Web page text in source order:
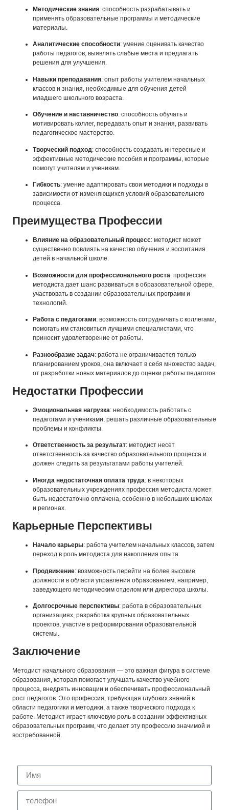
Методические знания: способность разрабатывать и
применять образовательные программы и методические
материалы.
Аналитические способности: умение оценивать качество
работы педагогов, выявлять слабые места и предлагать
решения для улучшения.
Навыки преподавания: опыт работы учителем начальных
классов и знания, необходимые для обучения детей
младшего школьного возраста.
Обучение и наставничество: способность обучать и
мотивировать коллег, передавать опыт и знания, развивать
педагогическое мастерство.
Творческий подход: способность создавать интересные и
эффективные методические пособия и программы, которые
помогут учителям и ученикам.
Гибкость: умение адаптировать свои методики и подходы в
зависимости от изменяющихся условий образовательного
процесса.
Преимущества Профессии
Влияние на образовательный процесс: методист может
существенно повлиять на качество обучения и воспитания
детей в начальной школе.
Возможности для профессионального роста: профессия
методиста дает шанс развиваться в образовательной сфере,
участвовать в создании образовательных программ и
технологий.
Работа с педагогами: возможность сотрудничать с коллегами,
помогать им становиться лучшими специалистами, что
приносит удовлетворение от работы.
Разнообразие задач: работа не ограничивается только
планированием уроков, она включает в себя множество задач,
от разработки новых материалов до оценки работы педагогов.
Недостатки Профессии
Эмоциональная нагрузка: необходимость работать с
педагогами и учениками, решать различные образовательные
проблемы и конфликты.
Ответственность за результат: методист несет
ответственность за качество образовательного процесса и
должен следить за результатами работы учителей.
Иногда недостаточная оплата труда: в некоторых
образовательных учреждениях профессия методиста может
быть недостаточно оплачена, особенно в небольших школах
и регионах.
Карьерные Перспективы
Начало карьеры: работа учителем начальных классов, затем
переход в роль методиста для накопления опыта.
Продвижение: возможность перейти на более высокие
должности в области управления образованием, например,
заведующего методическим отделом или директора школы.
Долгосрочные перспективы: работа в образовательных
организациях, разработка крупных образовательных
проектов, участие в реформировании образовательной
системы.
Заключение
Методист начального образования — это важная фигура в системе
образования, которая помогает улучшать качество учебного
процесса, внедрять инновации и обеспечивать профессиональный
рост педагогов. Это профессия, требующая глубоких знаний в
области педагогики и методики, а также творческого подхода к
работе. Методист играет ключевую роль в создании эффективных
образовательных программ, что делает эту профессию значимой и
востребованной.